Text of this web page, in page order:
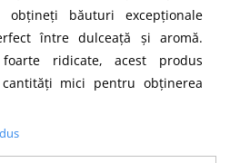
băuturi excepţionale
între dulceaţă şi aromă.
ridicate, acest produs
mici pentru obţinerea